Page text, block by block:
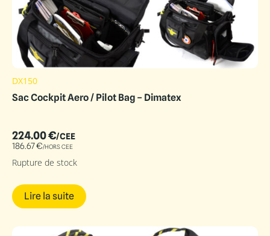
DX150
Sac Cockpit Aero / Pilot Bag – Dimatex
224.00€/CEE
186.67€/HORS CEE
Rupture de stock
Lire la suite